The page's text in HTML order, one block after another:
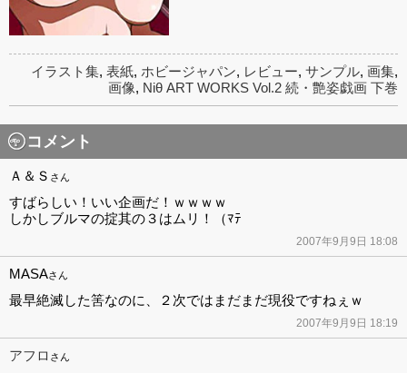
イラスト集, 表紙, ホビージャパン, レビュー, サンプル, 画集,
画像, Niθ ART WORKS Vol.2 続・艶姿戯画 下巻
コメント
Ａ＆Ｓ さん
すばらしい！いい企画だ！ｗｗｗｗ
しかしブルマの掟其の３はムリ！（ﾏﾃ
2007年9月9日 18:08
MASAさん
最早絶滅した筈なのに、２次ではまだまだ現役ですねぇｗ
2007年9月9日 18:19
アフロ さん